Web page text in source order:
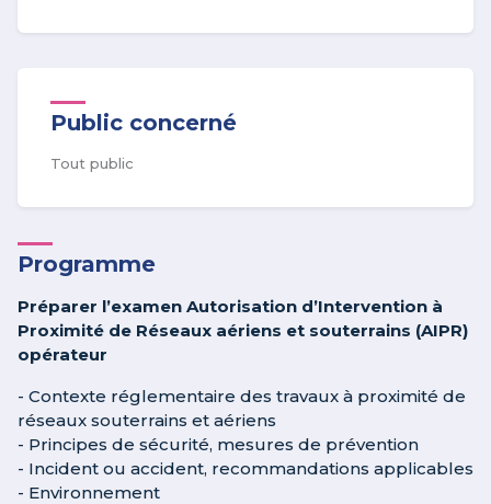
Public concerné
Tout public
Programme
Préparer l’examen Autorisation d’Intervention à
Proximité de Réseaux aériens et souterrains (AIPR)
opérateur
- Contexte réglementaire des travaux à proximité de
réseaux souterrains et aériens
- Principes de sécurité, mesures de prévention
- Incident ou accident, recommandations applicables
- Environnement